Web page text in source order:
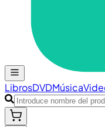
LibrosDVDMúsica